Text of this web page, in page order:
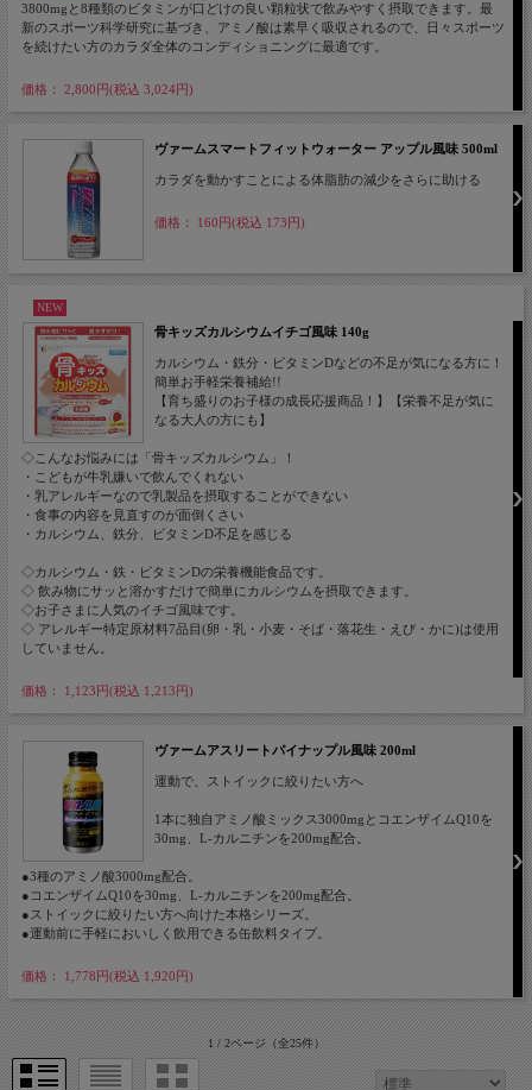
3800mgと8種類のビタミンが口どけの良い顆粒状で飲みやすく摂取できます。最
新のスポーツ科学研究に基づき、アミノ酸は素早く吸収されるので、日々スポーツ
を続けたい方のカラダ全体のコンディショニングに最適です。
価格： 2,800円(税込 3,024円)
ヴァームスマートフィットウォーター アップル風味 500ml
カラダを動かすことによる体脂肪の減少をさらに助ける
価格： 160円(税込 173円)
NEW
骨キッズカルシウムイチゴ風味 140g
カルシウム・鉄分・ビタミンDなどの不足が気になる方に！
簡単お手軽栄養補給!!
【育ち盛りのお子様の成長応援商品！】【栄養不足が気に
なる大人の方にも】
◇こんなお悩みには「骨キッズカルシウム」！
・こどもが牛乳嫌いで飲んでくれない
・乳アレルギーなので乳製品を摂取することができない
・食事の内容を見直すのが面倒くさい
・カルシウム、鉄分、ビタミンD不足を感じる
◇カルシウム・鉄・ビタミンDの栄養機能食品です。
◇ 飲み物にサッと溶かすだけで簡単にカルシウムを摂取できます。
◇お子さまに人気のイチゴ風味です。
◇ アレルギー特定原材料7品目(卵・乳・小麦・そば・落花生・えび・かに)は使用
していません。
価格： 1,123円(税込 1,213円)
ヴァームアスリートパイナップル風味 200ml
運動で、ストイックに絞りたい方へ
1本に独自アミノ酸ミックス3000mgとコエンザイムQ10を
30mg、L-カルニチンを200mg配合。
●3種のアミノ酸3000mg配合。
●コエンザイムQ10を30mg、L-カルニチンを200mg配合。
●ストイックに絞りたい方へ向けた本格シリーズ。
●運動前に手軽においしく飲用できる缶飲料タイプ。
価格： 1,778円(税込 1,920円)
1 / 2ページ（全25件）